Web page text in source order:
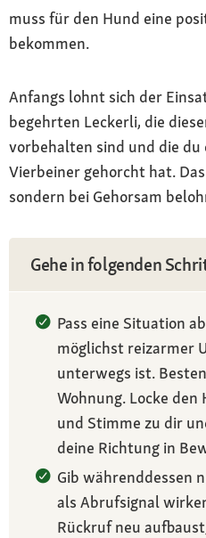
muss für den Hund eine
bekommen.
Anfangs lohnt sich der
begehrten Leckerli, die
vorbehalten sind und die
Vierbeiner gehorcht hat.
sondern bei Gehorsam
Gehe in folgenden
Pass eine Situation
möglichst reizarmer
unterwegs ist.
Wohnung. Locke
und Stimme zu dir
deine Richtung in
Gib währenddessen
als Abrufsignal
Rückruf neu